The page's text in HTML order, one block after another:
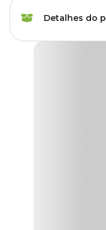
Gênero
Detalhes do